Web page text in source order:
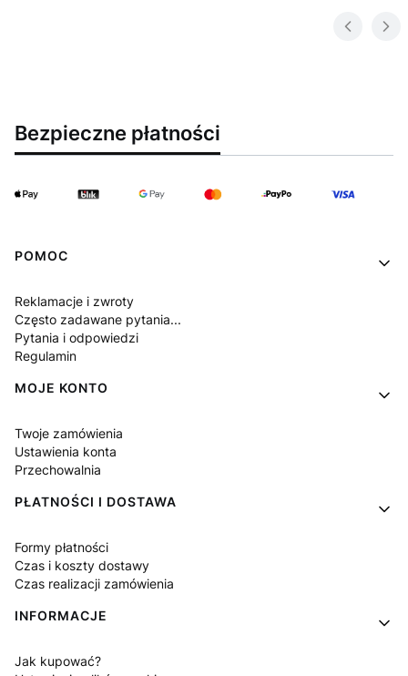
Bezpieczne płatności
Linki w stopce
POMOC
Reklamacje i zwroty
Często zadawane pytania...
Pytania i odpowiedzi
Regulamin
MOJE KONTO
Twoje zamówienia
Ustawienia konta
Przechowalnia
PŁATNOŚCI I DOSTAWA
Formy płatności
Czas i koszty dostawy
Czas realizacji zamówienia
INFORMACJE
Jak kupować?